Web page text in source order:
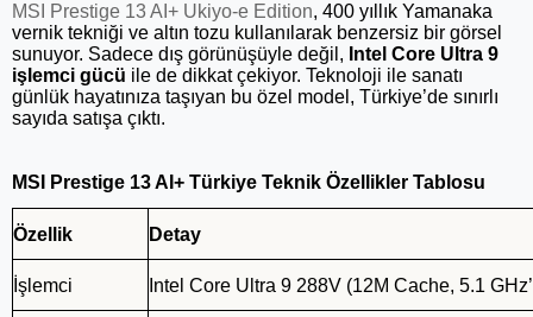
MSI Prestige 13 AI+ Ukiyo-e Edition, 400 yıllık Yamanaka
vernik tekniği ve altın tozu kullanılarak benzersiz bir görsel
sunuyor. Sadece dış görünüşüyle değil, Intel Core Ultra 9
işlemci gücü ile de dikkat çekiyor. Teknoloji ile sanatı
günlük hayatınıza taşıyan bu özel model, Türkiye’de sınırlı
sayıda satışa çıktı.
MSI Prestige 13 AI+ Türkiye Teknik Özellikler Tablosu
Özellik Detay
İşlemci Intel Core Ultra 9 288V (12M Cache, 5.1